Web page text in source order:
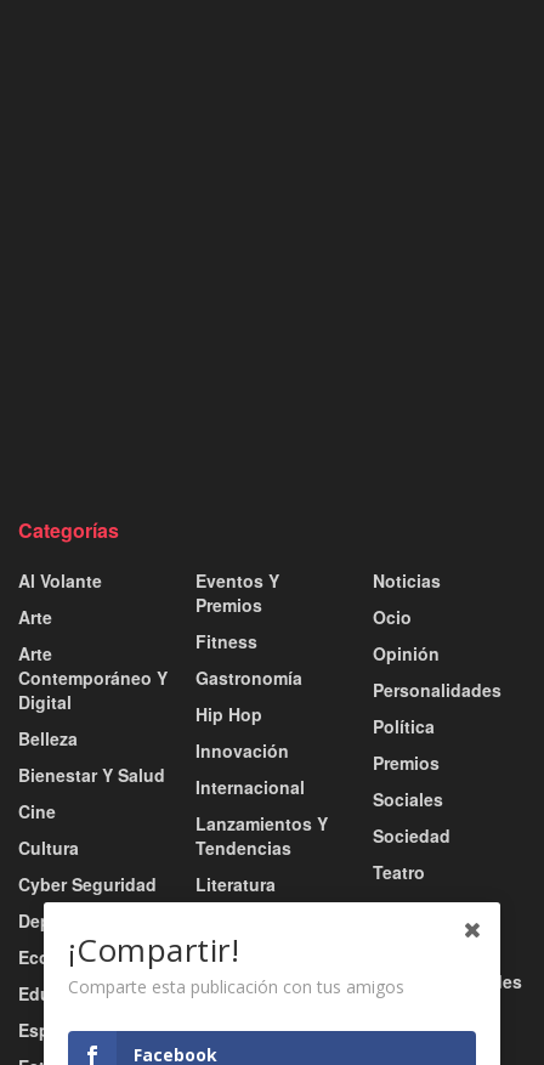
Categorías
Al Volante
Arte
Arte
Contemporáneo Y
Digital
Belleza
Bienestar Y Salud
Cine
Cultura
Cyber Seguridad
Deportes
Economía
Educación
Esports
Eventos Y
Premios
Fitness
Gastronomía
Hip Hop
Innovación
Internacional
Lanzamientos Y
Tendencias
Literatura
Música
Música Urbana
Nacional
Noticias
Ocio
Opinión
Personalidades
Política
Premios
Sociales
Sociedad
Teatro
Tecnología
Tv / Radio / Redes
¡Compartir!
Comparte esta publicación con tus amigos
Facebook